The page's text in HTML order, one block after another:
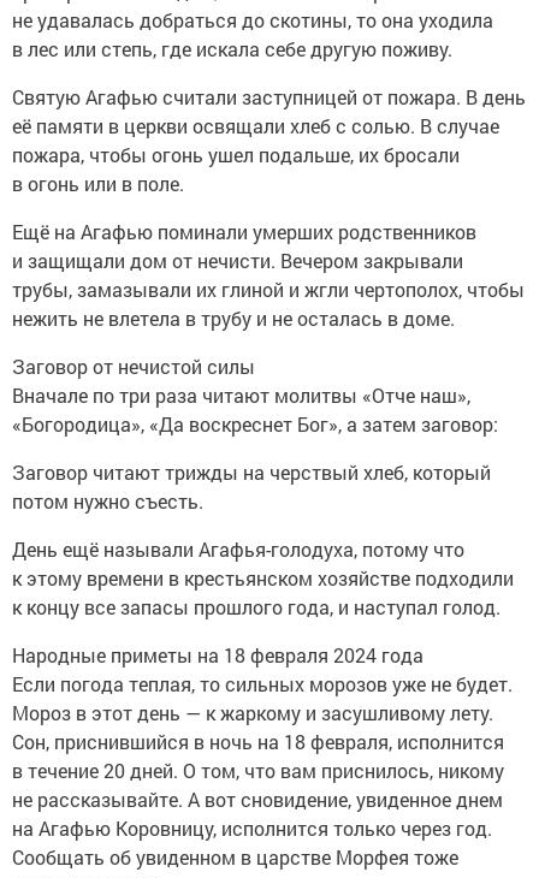
не удавалась добраться до скотины, то она уходила
в лес или степь, где искала себе другую поживу.
Святую Агафью считали заступницей от пожара. В день
её памяти в церкви освящали хлеб с солью. В случае
пожара, чтобы огонь ушел подальше, их бросали
в огонь или в поле.
Ещё на Агафью поминали умерших родственников
и защищали дом от нечисти. Вечером закрывали
трубы, замазывали их глиной и жгли чертополох, чтобы
нежить не влетела в трубу и не осталась в доме.
Заговор от нечистой силы
Вначале по три раза читают молитвы «Отче наш»,
«Богородица», «Да воскреснет Бог», а затем заговор:
Заговор читают трижды на черствый хлеб, который
потом нужно съесть.
День ещё называли Агафья-голодуха, потому что
к этому времени в крестьянском хозяйстве подходили
к концу все запасы прошлого года, и наступал голод.
Народные приметы на 18 февраля 2024 года
Если погода теплая, то сильных морозов уже не будет.
Мороз в этот день — к жаркому и засушливому лету.
Сон, приснившийся в ночь на 18 февраля, исполнится
в течение 20 дней. О том, что вам приснилось, никому
не рассказывайте. А вот сновидение, увиденное днем
на Агафью Коровницу, исполнится только через год.
Сообщать об увиденном в царстве Морфея тоже